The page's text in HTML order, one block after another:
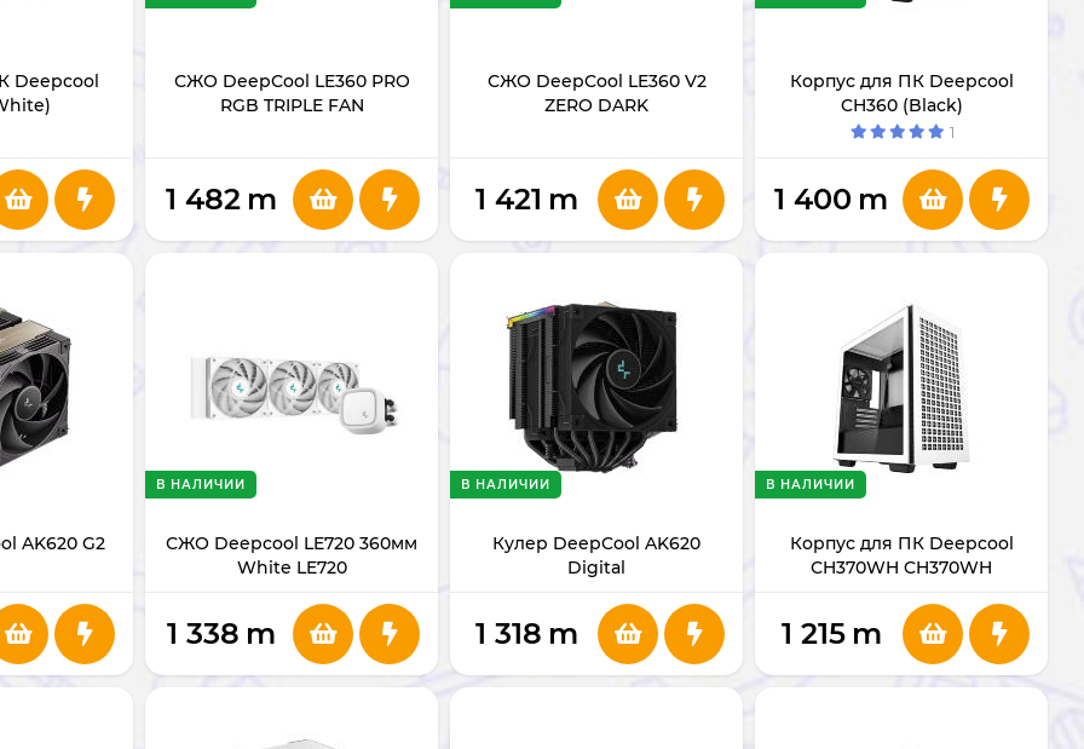
Deepcool
СЖО DeepCool LE360 PRO
RGB TRIPLE FAN
1 482 m
СЖО DeepCool LE360 V2
ZERO DARK
1 421 m
Корпус для ПК Deepcool
CH360 (Black)
1
1 400 m
AK620 G2
СЖО Deepcool LE720 360мм
White LE720
В НАЛИЧИИ
1 338 m
Кулер DeepCool AK620
Digital
В НАЛИЧИИ
1 318 m
Корпус для ПК Deepcool
СH370WH CH370WH
В НАЛИЧИИ
1 215 m